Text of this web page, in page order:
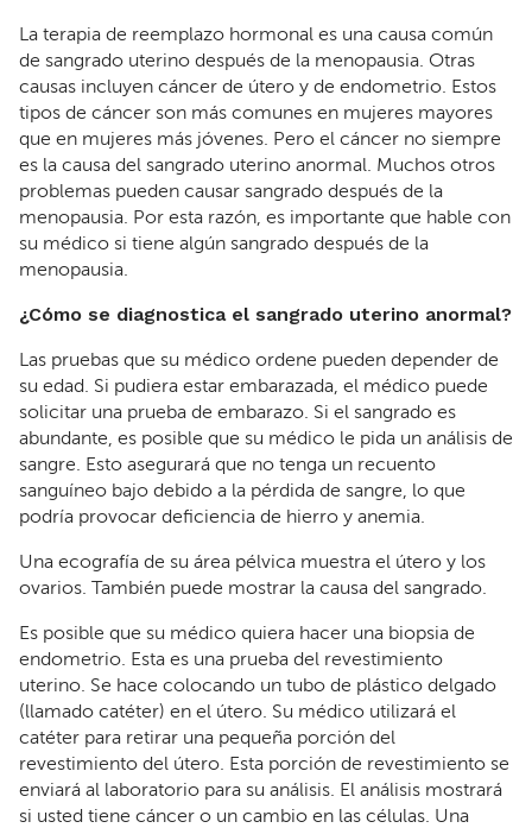
La terapia de reemplazo hormonal es una causa común
de sangrado uterino después de la menopausia. Otras
causas incluyen cáncer de útero y de endometrio. Estos
tipos de cáncer son más comunes en mujeres mayores
que en mujeres más jóvenes. Pero el cáncer no siempre
es la causa del sangrado uterino anormal. Muchos otros
problemas pueden causar sangrado después de la
menopausia. Por esta razón, es importante que hable con
su médico si tiene algún sangrado después de la
menopausia.
¿Cómo se diagnostica el sangrado uterino anormal?
Las pruebas que su médico ordene pueden depender de
su edad. Si pudiera estar embarazada, el médico puede
solicitar una prueba de embarazo. Si el sangrado es
abundante, es posible que su médico le pida un análisis de
sangre. Esto asegurará que no tenga un recuento
sanguíneo bajo debido a la pérdida de sangre, lo que
podría provocar deficiencia de hierro y anemia.
Una ecografía de su área pélvica muestra el útero y los
ovarios. También puede mostrar la causa del sangrado.
Es posible que su médico quiera hacer una biopsia de
endometrio. Esta es una prueba del revestimiento
uterino. Se hace colocando un tubo de plástico delgado
(llamado catéter) en el útero. Su médico utilizará el
catéter para retirar una pequeña porción del
revestimiento del útero. Esta porción de revestimiento se
enviará al laboratorio para su análisis. El análisis mostrará
si usted tiene cáncer o un cambio en las células. Una